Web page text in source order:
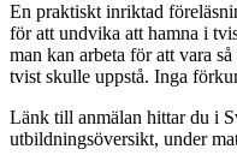
En praktiskt inriktad
för att undvika att hamna i
man kan arbeta för att vara
tvist skulle uppstå. Inga
Länk till anmälan hittar du i
utbildningsöversikt, under